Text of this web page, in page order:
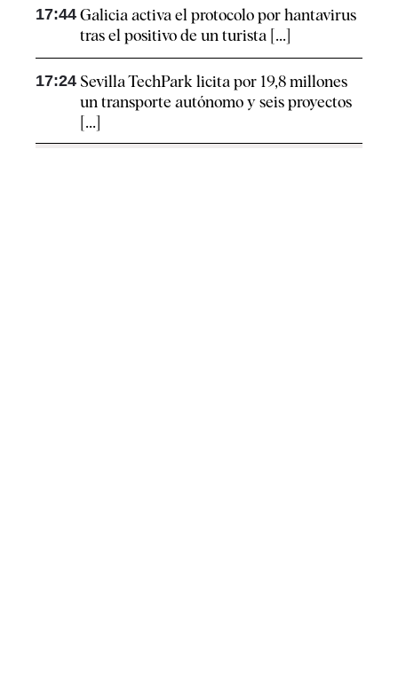
17:44 Galicia activa el protocolo por hantavirus
tras el positivo de un turista [...]
17:24 Sevilla TechPark licita por 19,8 millones
un transporte autónomo y seis proyectos
[...]